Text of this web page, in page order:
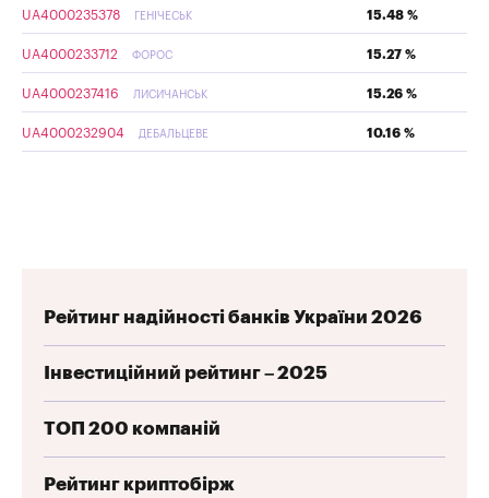
UA4000235378 ГЕНІЧЕСЬК 15.48 %
UA4000233712 ФОРОС 15.27 %
UA4000237416 ЛИСИЧАНСЬК 15.26 %
UA4000232904 ДЕБАЛЬЦЕВЕ 10.16 %
Рейтинг надійності банків України 2026
Інвестиційний рейтинг – 2025
ТОП 200 компаній
Рейтинг криптобірж